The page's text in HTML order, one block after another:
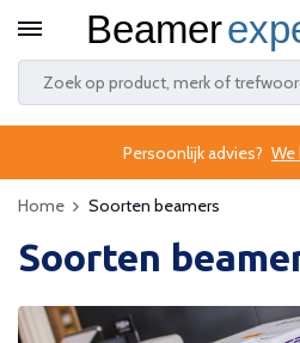
Persoonlijk advies? We
Home Soorten beamers
Soorten